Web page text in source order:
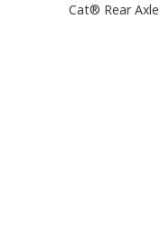
Cat® Rear